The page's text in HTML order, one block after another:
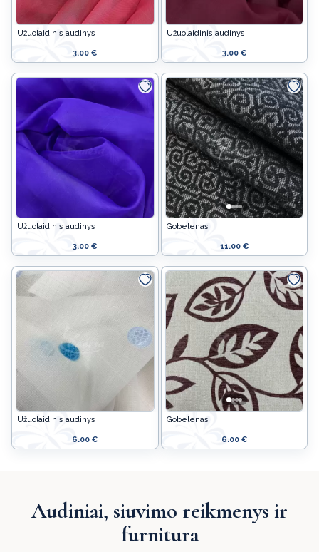
Užuolaidinis audinys
3.00 €
Užuolaidinis audinys
3.00 €
Užuolaidinis audinys
3.00 €
Gobelenas
11.00 €
Užuolaidinis audinys
6.00 €
Gobelenas
6.00 €
Audiniai, siuvimo reikmenys ir
furnitūra